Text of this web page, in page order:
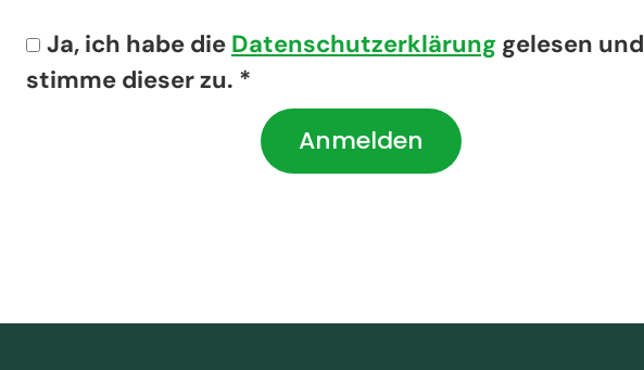
Ja, ich habe die Datenschutzerklärung gelesen und
stimme dieser zu. *
Anmelden